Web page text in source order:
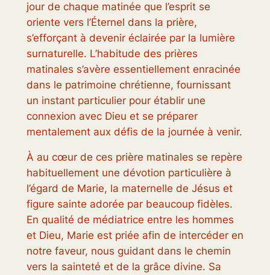
jour de chaque matinée que l’esprit se
oriente vers l’Éternel dans la prière,
s’efforçant à devenir éclairée par la lumière
surnaturelle. L’habitude des prières
matinales s’avère essentiellement enracinée
dans le patrimoine chrétienne, fournissant
un instant particulier pour établir une
connexion avec Dieu et se préparer
mentalement aux défis de la journée à venir.
À au cœur de ces prière matinales se repère
habituellement une dévotion particulière à
l’égard de Marie, la maternelle de Jésus et
figure sainte adorée par beaucoup fidèles.
En qualité de médiatrice entre les hommes
et Dieu, Marie est priée afin de intercéder en
notre faveur, nous guidant dans le chemin
vers la sainteté et de la grâce divine. Sa